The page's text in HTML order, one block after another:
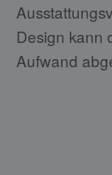
Design kann
Aufwand